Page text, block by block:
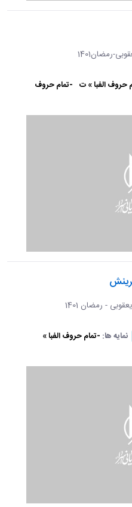
رمضان1401
حروف الفبا » ت -تمام حروف
- رمضان 1401
نمایه ها: -تمام حروف الفبا »